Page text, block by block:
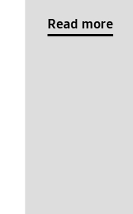
Read more